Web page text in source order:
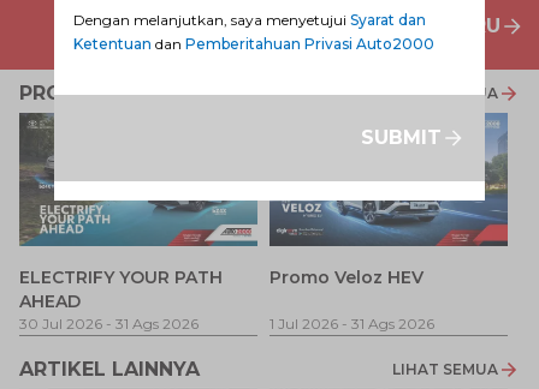
PENAWARAN MOBIL BARU
PROMO TERKAIT LIHAT SEMUA
ELECTRIFY YOUR PATH
AHEAD
30 Jul 2026 - 31 Ags 2026
Promo Veloz HEV
1 Jul 2026 - 31 Ags 2026
ARTIKEL LAINNYA LIHAT SEMUA
Dengan melanjutkan, saya menyetujui Syarat dan
Ketentuan dan Pemberitahuan Privasi Auto2000
SUBMIT